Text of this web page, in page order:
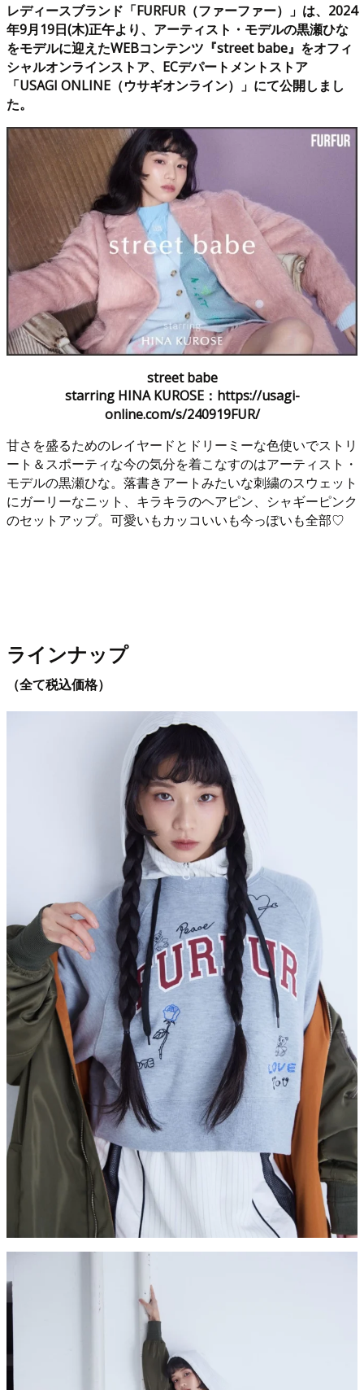
レディースブランド「FURFUR（ファーファー）」は、2024
年9月19日(木)正午より、アーティスト・モデルの黒瀬ひな
をモデルに迎えたWEBコンテンツ『street babe』をオフィ
シャルオンラインストア、ECデパートメントストア
「USAGI ONLINE（ウサギオンライン）」にて公開しまし
た。
street babe
starring HINA KUROSE：https://usagi-
online.com/s/240919FUR/
甘さを盛るためのレイヤードとドリーミーな色使いでストリ
ート＆スポーティな今の気分を着こなすのはアーティスト・
モデルの黒瀬ひな。落書きアートみたいな刺繍のスウェット
にガーリーなニット、キラキラのヘアピン、シャギーピンク
のセットアップ。可愛いもカッコいいも今っぽいも全部♡
ラインナップ
（全て税込価格）